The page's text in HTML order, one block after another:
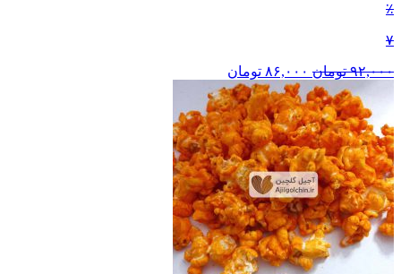
٪
۷
۹۲,۰۰۰ تومان ۸۶,۰۰۰ تومان